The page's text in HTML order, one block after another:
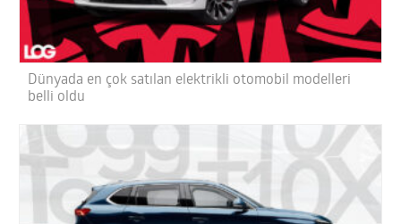
Dünyada en çok satılan elektrikli otomobil modelleri
belli oldu